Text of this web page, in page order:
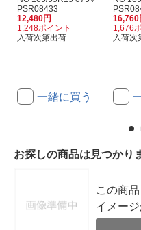
PSR08433
12,480円
1,248ポイント
入荷次第出荷
一緒に買う
16,760
1,676
入荷次
お探しの商品は見つかり
この商品
イメー